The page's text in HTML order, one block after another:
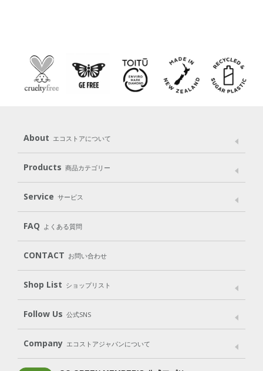
About エコストアについて
メッセージ ブランドストーリー
パッケージへのこだわり
動物実験をしない
Products 商品カテゴリー
Laundry
Body（ボディ） Hair（ヘア） Oral care（オーラルケア）
Goods （グッズ）
Gift set
Service サービス
User Guide
Subscription（定期便）
FAQ よくある質問
CONTACT お問い合わせ
Shop List ショップリスト
Shop List
Follow Us 公式SNS
LINE＠ Instagram Facebook
Company エコストアジャパンについて